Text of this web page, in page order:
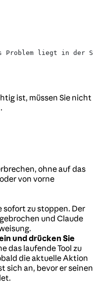
liegt in der
ist, müssen Sie nicht
ohne auf das
von vorne
sofort zu stoppen. Der
und Claude
und drücken Sie
das laufende Tool zu
die aktuelle Aktion
sich an, bevor er seinen